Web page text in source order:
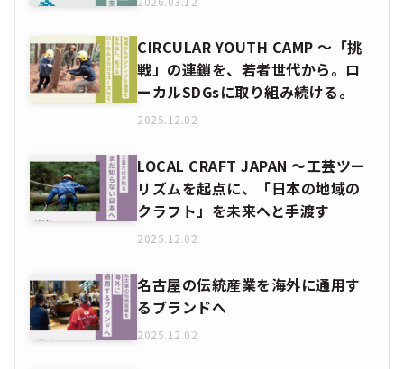
CIRCULAR YOUTH CAMP ～「挑
戦」の連鎖を、若者世代から。ロ
ーカルSDGsに取り組み続ける。
2025.12.02
LOCAL CRAFT JAPAN ～工芸ツー
リズムを起点に、「日本の地域の
クラフト」を未来へと手渡す
2025.12.02
名古屋の伝統産業を海外に通用す
るブランドへ
2025.12.02